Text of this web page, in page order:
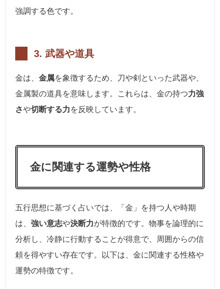
強調する色です。
3. 武器や道具
金は、 金属を象徴するため、刀や剣といった武器や、
金属製の道具を意味します。これらは、金の持つ力強
さや切断する力を反映しています。
金に関連する運勢や性格
五行思想に基づく占いでは、「金」を持つ人や時期
は、 強い意志や決断力が特徴的です。物事を論理的に
分析し、冷静に行動することが得意で、周囲からの信
頼を得やすい存在です。以下は、金に関連する性格や
運勢の特徴です。